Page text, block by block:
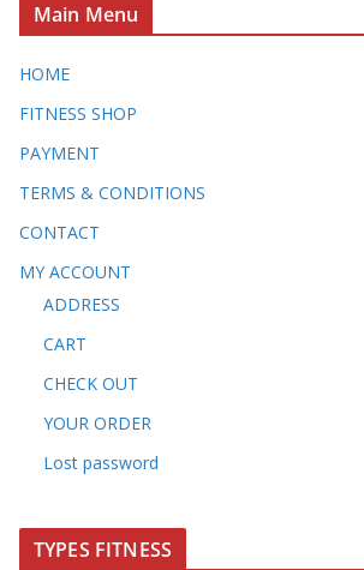
:
Main Menu
HOME
FITNESS SHOP
PAYMENT
TERMS & CONDITIONS
CONTACT
MY ACCOUNT
ADDRESS
CART
CHECK OUT
YOUR ORDER
Lost password
TYPES FITNESS